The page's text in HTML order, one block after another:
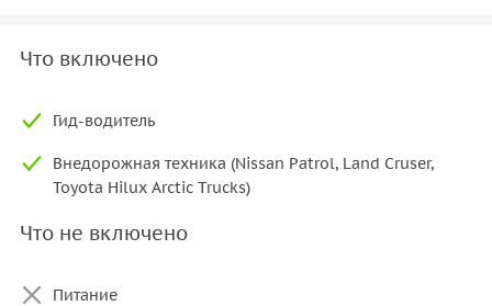
Что включено
Гид-водитель
Внедорожная техника (Nissan Patrol, Land Cruser,
Toyota Hilux Arctic Trucks)
Что не включено
Питание